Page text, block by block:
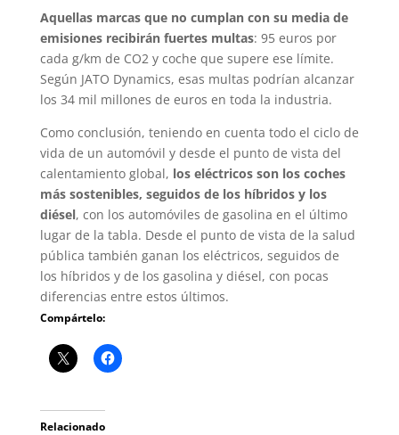
Aquellas marcas que no cumplan con su media de
emisiones recibirán fuertes multas: 95 euros por
cada g/km de CO2 y coche que supere ese límite.
Según JATO Dynamics, esas multas podrían alcanzar
los 34 mil millones de euros en toda la industria.
Como conclusión, teniendo en cuenta todo el ciclo de
vida de un automóvil y desde el punto de vista del
calentamiento global, los eléctricos son los coches
más sostenibles, seguidos de los híbridos y los
diésel, con los automóviles de gasolina en el último
lugar de la tabla. Desde el punto de vista de la salud
pública también ganan los eléctricos, seguidos de
los híbridos y de los gasolina y diésel, con pocas
diferencias entre estos últimos.
Compártelo:
Relacionado